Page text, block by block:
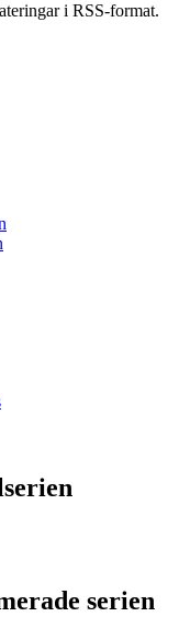
i RSS-format.
serien